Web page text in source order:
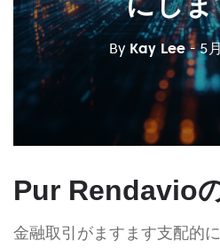
By Kay Lee - 5
Pur Rendavio
金融取引がますます支配的に